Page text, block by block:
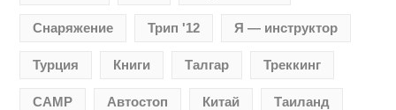
Снаряжение Трип '12 Я — инструктор
Турция Книги Талгар Треккинг
CAMP Автостоп Китай Таиланд